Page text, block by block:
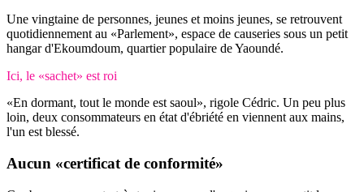
Une vingtaine de personnes, jeunes et moins jeunes, se retrouvent
quotidiennement au «Parlement», espace de causeries sous un petit
hangar d'Ekoumdoum, quartier populaire de Yaoundé.
Ici, le «sachet» est roi
«En dormant, tout le monde est saoul», rigole Cédric. Un peu plus
loin, deux consommateurs en état d'ébriété en viennent aux mains,
l'un est blessé.
Aucun «certificat de conformité»